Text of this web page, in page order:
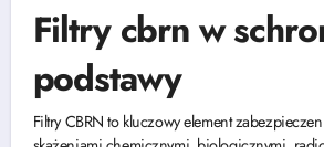
Filtry cbrn w
podstawy
Filtry CBRN to kluczowy element zabezpieczenia schronów przed